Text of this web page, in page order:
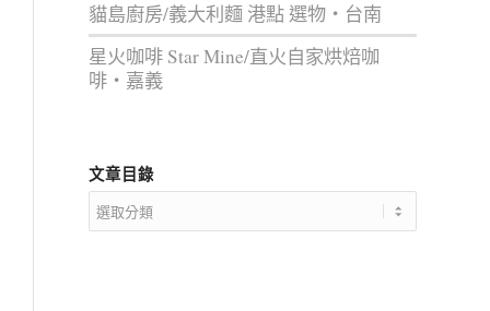
貓島廚房/義大利麵 港點 選物‧台南
星火咖啡 Star Mine/直火自家烘焙咖
啡‧嘉義
文章目錄
文
章